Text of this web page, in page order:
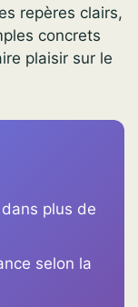
repères clairs,
concrets
plaisir sur le
plus de
selon la